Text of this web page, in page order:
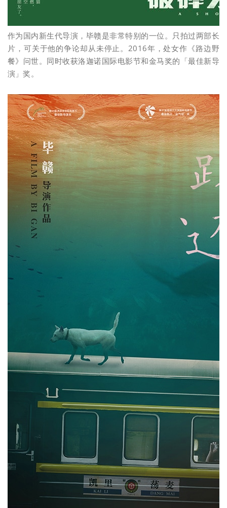
作为国内新生代导演，毕赣是非常特别的一位。只拍过两部长
片，可关于他的争论却从未停止。2016年，处女作《路边野
餐》问世。同时收获洛迦诺国际电影节和金马奖的「最佳新导
演」奖。